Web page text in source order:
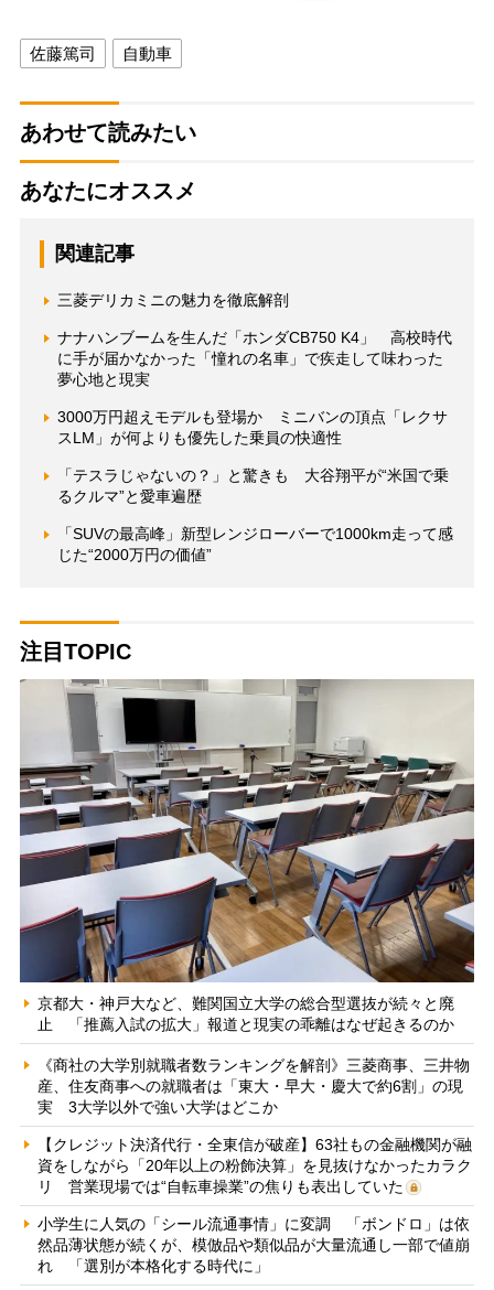
佐藤篤司 自動車
あわせて読みたい
あなたにオススメ
関連記事
三菱デリカミニの魅力を徹底解剖
ナナハンブームを生んだ「ホンダCB750 K4」 高校時代
に手が届かなかった「憧れの名車」で疾走して味わった
夢心地と現実
3000万円超えモデルも登場か ミニバンの頂点「レクサ
スLM」が何よりも優先した乗員の快適性
「テスラじゃないの？」と驚きも 大谷翔平が“米国で乗
るクルマ”と愛車遍歴
「SUVの最高峰」新型レンジローバーで1000km走って感
じた“2000万円の価値”
注目TOPIC
京都大・神戸大など、難関国立大学の総合型選抜が続々と廃
止 「推薦入試の拡大」報道と現実の乖離はなぜ起きるのか
《商社の大学別就職者数ランキングを解剖》三菱商事、三井物
産、住友商事への就職者は「東大・早大・慶大で約6割」の現
実 3大学以外で強い大学はどこか
【クレジット決済代行・全東信が破産】63社もの金融機関が融
資をしながら「20年以上の粉飾決算」を見抜けなかったカラク
リ 営業現場では“自転車操業”の焦りも表出していた
小学生に人気の「シール流通事情」に変調 「ボンドロ」は依
然品薄状態が続くが、模倣品や類似品が大量流通し一部で値崩
れ 「選別が本格化する時代に」